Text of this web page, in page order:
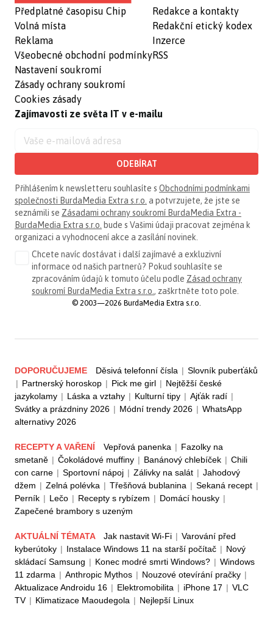
Předplatné časopisu Chip
Volná místa
Reklama
Všeobecné obchodní podmínky
Nastavení soukromí
Zásady ochrany soukromí
Cookies zásady
Redakce a kontakty
Redakční etický kodex
Inzerce
RSS
Zajímavosti ze světa IT v e-mailu
ODEBÍRAT
Přihlášením k newsletteru souhlasíte s Obchodními podmínkami
společnosti BurdaMedia Extra s.r.o. a potvrzujete, že jste se
seznámili se Zásadami ochrany soukromí BurdaMedia Extra -
BurdaMedia Extra s.r.o. bude s Vašimi údaji pracovat zejména k
organizaci a vyhodnocení akce a zasílání novinek.
Chcete navíc dostávat i další zajímavé a exkluzivní
informace od našich partnerů? Pokud souhlasíte se
zpracováním údajů k tomuto účelu podle Zásad ochrany
soukromí BurdaMedia Extra s.r.o., zaškrtněte toto pole.
© 2003—2026 BurdaMedia Extra s.r.o.
DOPORUČUJEME Děsivá telefonní čísla | Slovník puberťáků
| Partnerský horoskop | Pick me girl | Nejtěžší české
jazykolamy | Láska a vztahy | Kulturní tipy | Ajťák radí |
Svátky a prázdniny 2026 | Módní trendy 2026 | WhatsApp
alternativy 2026
RECEPTY A VAŘENÍ Vepřová panenka | Fazolky na
smetaně | Čokoládové muffiny | Banánový chlebíček | Chili
con carne | Sportovní nápoj | Zálivky na salát | Jahodový
džem | Zelná polévka | Třešňová bublanina | Sekaná recept |
Perník | Lečo | Recepty s rybízem | Domácí housky |
Zapečené brambory s uzeným
AKTUÁLNÍ TÉMATA Jak nastavit Wi-Fi | Varování před
kyberútoky | Instalace Windows 11 na starší počítač | Nový
skládací Samsung | Konec modré smrti Windows? | Windows
11 zdarma | Anthropic Mythos | Nouzové otevírání pračky |
Aktualizace Androidu 16 | Elektromobilita | iPhone 17 | VLC
TV | Klimatizace Maoudegola | Nejlepší Linux